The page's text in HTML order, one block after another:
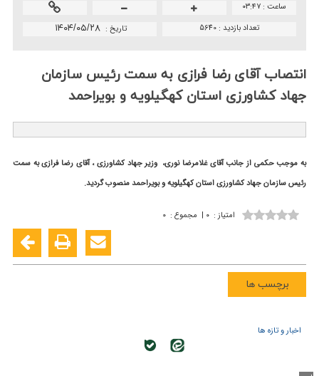
ساعت :۰۳:۴۷
تاريخ : ۱۴۰۴/۰۵/۲۸ تعداد بازدید :5640
انتصاب آقای رضا فرازی به سمت رئیس سازمان
جهاد كشاورزی استان كهگیلویه و بویراحمد
به موجب حکمی از جانب آقای غلامرضا نوری، وزیر جهاد کشاورزی ، آقای رضا فرازی به سمت
رئیس سازمان جهاد كشاورزی استان کهگیلویه و بویراحمد منصوب گردید.
امتیاز : ۰ | مجموع : ۰
برچسب ها
اخبار و تازه ها